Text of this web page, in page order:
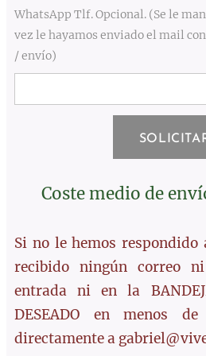
WhatsApp Tlf. Opcional. (Se le mandará un mensaje una
vez le hayamos enviado el mail
/ envío)
Coste medio de
Si no le hemos
recibido ningún correo
entrada ni en la
DESEADO en menos
directamente a